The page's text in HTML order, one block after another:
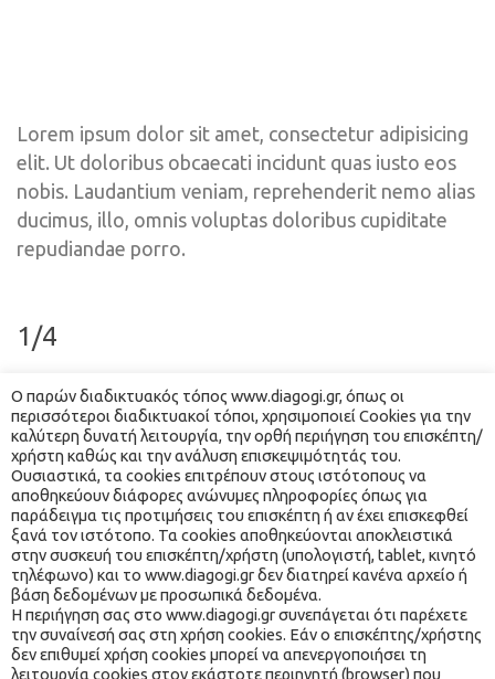
Lorem ipsum dolor sit amet, consectetur adipisicing
elit. Ut doloribus obcaecati incidunt quas iusto eos
nobis. Laudantium veniam, reprehenderit nemo alias
ducimus, illo, omnis voluptas doloribus cupiditate
repudiandae porro.
1/4
Lorem ipsum dolor sit amet, consectetur adipisicing
elit. Ut doloribus obcaecati incidunt quas iusto eos
nobis. Laudantium veniam, reprehenderit nemo alias
ducimus, illo, omnis voluptas doloribus cupiditate
repudiandae porro numquam?
Ο παρών διαδικτυακός τόπος www.diagogi.gr, όπως οι
περισσότεροι διαδικτυακοί τόποι, χρησιμοποιεί Cookies για την
καλύτερη δυνατή λειτουργία, την ορθή περιήγηση του επισκέπτη/
χρήστη καθώς και την ανάλυση επισκεψιμότητάς του.
Ουσιαστικά, τα cookies επιτρέπουν στους ιστότοπους να
αποθηκεύουν διάφορες ανώνυμες πληροφορίες όπως για
παράδειγμα τις προτιμήσεις του επισκέπτη ή αν έχει επισκεφθεί
ξανά τον ιστότοπο. Τα cookies αποθηκεύονται αποκλειστικά
στην συσκευή του επισκέπτη/χρήστη (υπολογιστή, tablet, κινητό
τηλέφωνο) και το www.diagogi.gr δεν διατηρεί κανένα αρχείο ή
βάση δεδομένων με προσωπικά δεδομένα.
Η περιήγηση σας στο www.diagogi.gr συνεπάγεται ότι παρέχετε
την συναίνεσή σας στη χρήση cookies. Εάν ο επισκέπτης/χρήστης
δεν επιθυμεί χρήση cookies μπορεί να απενεργοποιήσει τη
λειτουργία cookies στον εκάστοτε περιηγητή (browser) που